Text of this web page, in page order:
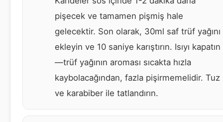
pişecek ve tamamen pişmiş hale
gelecektir. Son olarak, 30ml saf trüf yağını
ekleyin ve 10 saniye karıştırın. Isıyı kapatın
—trüf yağının aroması sıcakta hızla
kaybolacağından, fazla pişirmemelidir. Tuz
ve karabiber ile tatlandırın.